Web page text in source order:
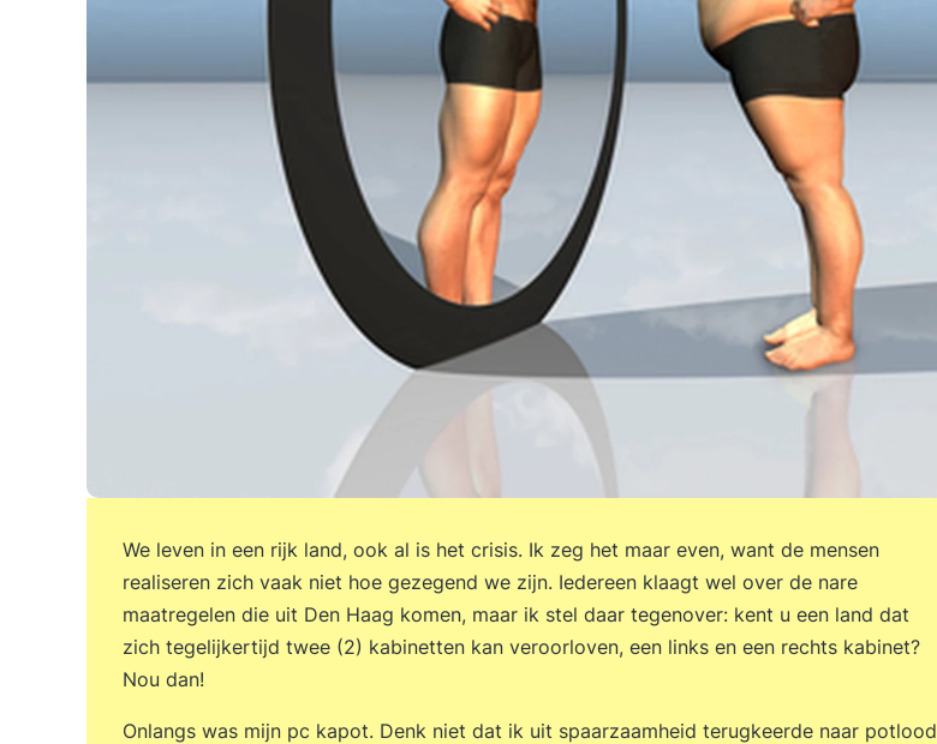
We leven in een rijk land, ook al is het crisis. Ik zeg het maar even, want de mensen
realiseren zich vaak niet hoe gezegend we zijn. Iedereen klaagt wel over de nare
maatregelen die uit Den Haag komen, maar ik stel daar tegenover: kent u een land dat
zich tegelijkertijd twee (2) kabinetten kan veroorloven, een links en een rechts kabinet?
Nou dan!
Onlangs was mijn pc kapot. Denk niet dat ik uit spaarzaamheid terugkeerde naar potlood